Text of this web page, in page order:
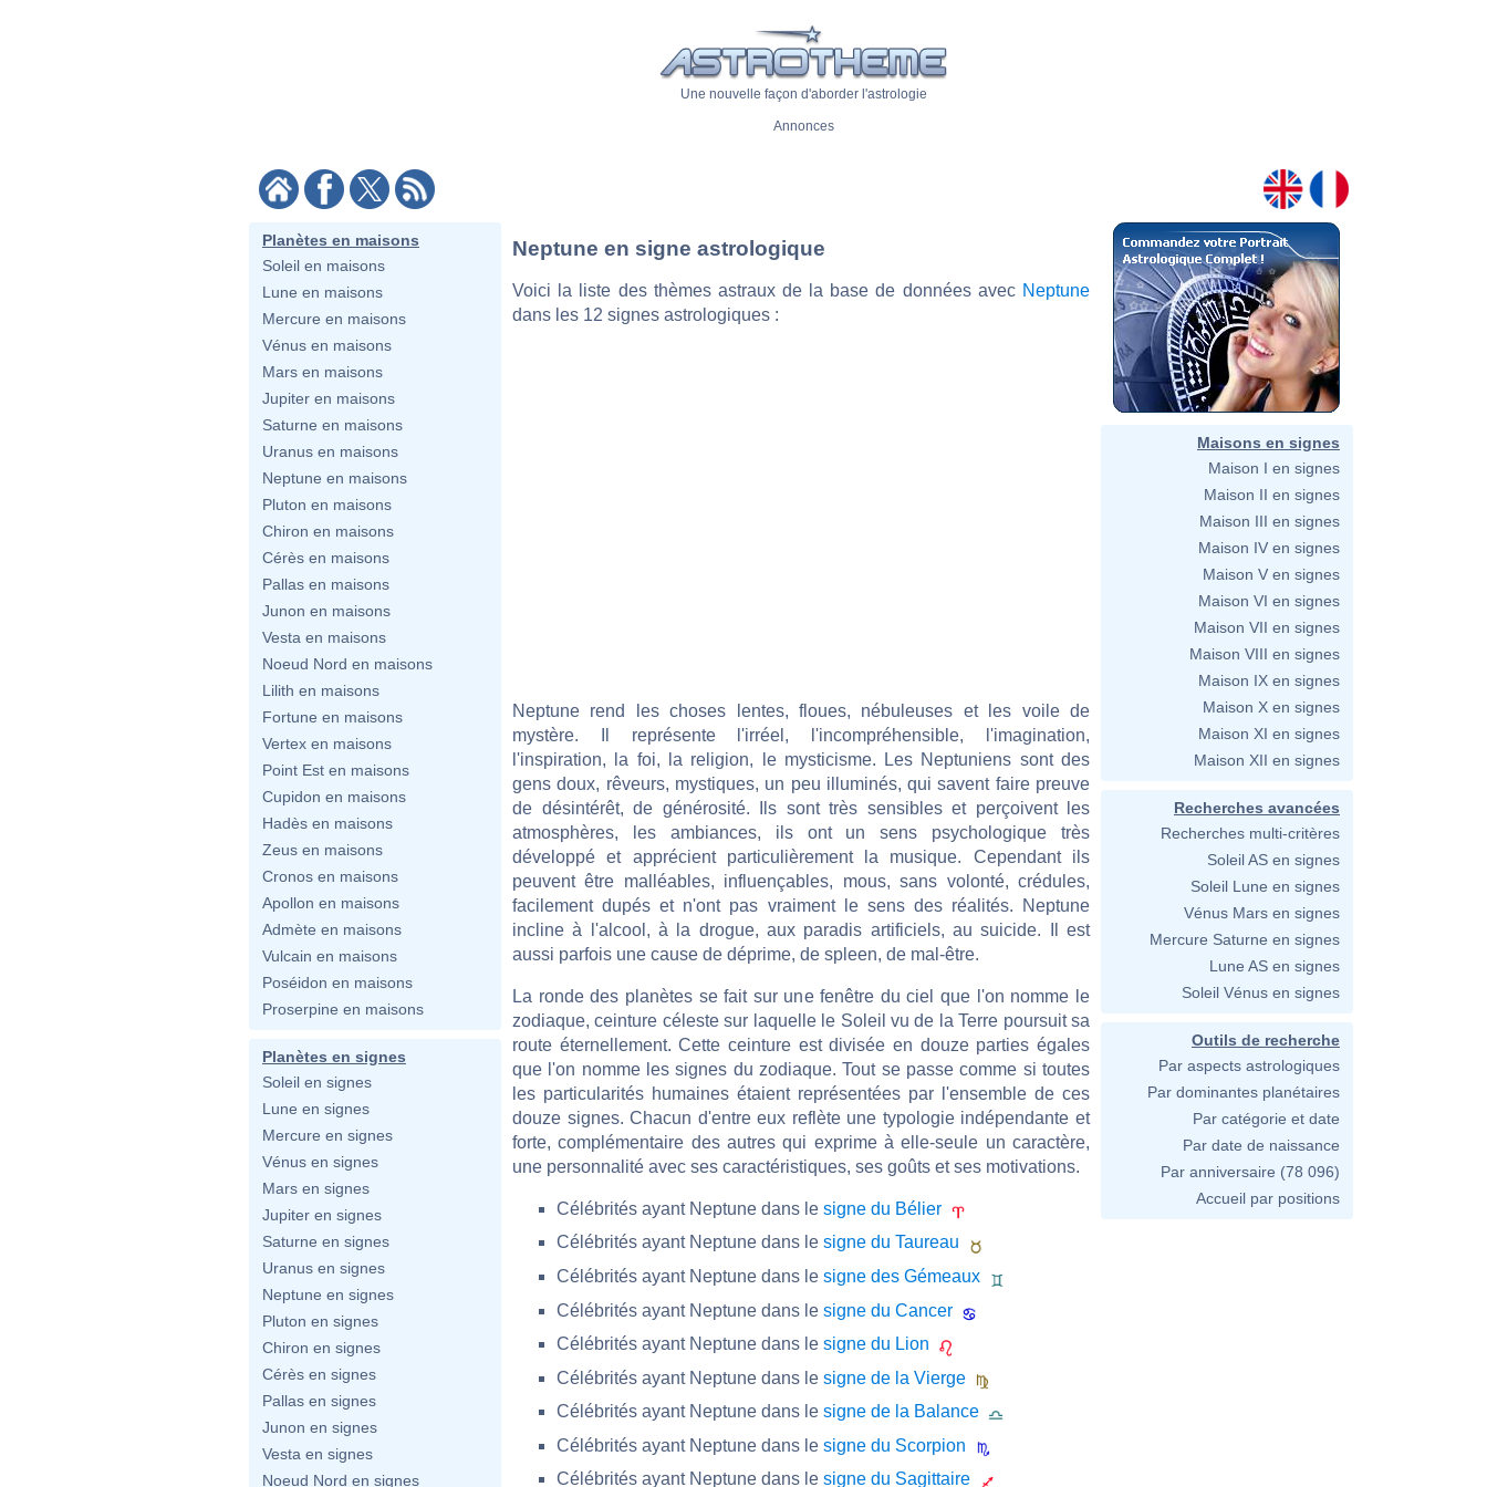
Une nouvelle façon d'aborder l'astrologie
Annonces
Planètes en maisons
Soleil en maisons
Lune en maisons
Mercure en maisons
Vénus en maisons
Mars en maisons
Jupiter en maisons
Saturne en maisons
Uranus en maisons
Neptune en maisons
Pluton en maisons
Chiron en maisons
Cérès en maisons
Pallas en maisons
Junon en maisons
Vesta en maisons
Noeud Nord en maisons
Lilith en maisons
Fortune en maisons
Vertex en maisons
Point Est en maisons
Cupidon en maisons
Hadès en maisons
Zeus en maisons
Cronos en maisons
Apollon en maisons
Admète en maisons
Vulcain en maisons
Poséidon en maisons
Proserpine en maisons
Planètes en signes
Soleil en signes
Lune en signes
Mercure en signes
Vénus en signes
Mars en signes
Jupiter en signes
Saturne en signes
Uranus en signes
Neptune en signes
Pluton en signes
Chiron en signes
Cérès en signes
Pallas en signes
Junon en signes
Vesta en signes
Noeud Nord en signes
Neptune en signe astrologique
Voici la liste des thèmes astraux de la base de données avec Neptune
dans les 12 signes astrologiques :
Neptune rend les choses lentes, floues, nébuleuses et les voile de
mystère. Il représente l'irréel, l'incompréhensible, l'imagination,
l'inspiration, la foi, la religion, le mysticisme. Les Neptuniens sont des
gens doux, rêveurs, mystiques, un peu illuminés, qui savent faire preuve
de désintérêt, de générosité. Ils sont très sensibles et perçoivent les
atmosphères, les ambiances, ils ont un sens psychologique très
développé et apprécient particulièrement la musique. Cependant ils
peuvent être malléables, influençables, mous, sans volonté, crédules,
facilement dupés et n'ont pas vraiment le sens des réalités. Neptune
incline à l'alcool, à la drogue, aux paradis artificiels, au suicide. Il est
aussi parfois une cause de déprime, de spleen, de mal-être.
La ronde des planètes se fait sur une fenêtre du ciel que l'on nomme le
zodiaque, ceinture céleste sur laquelle le Soleil vu de la Terre poursuit sa
route éternellement. Cette ceinture est divisée en douze parties égales
que l'on nomme les signes du zodiaque. Tout se passe comme si toutes
les particularités humaines étaient représentées par l'ensemble de ces
douze signes. Chacun d'entre eux reflète une typologie indépendante et
forte, complémentaire des autres qui exprime à elle-seule un caractère,
une personnalité avec ses caractéristiques, ses goûts et ses motivations.
Célébrités ayant Neptune dans le signe du Bélier
Célébrités ayant Neptune dans le signe du Taureau
Célébrités ayant Neptune dans le signe des Gémeaux
Célébrités ayant Neptune dans le signe du Cancer
Célébrités ayant Neptune dans le signe du Lion
Célébrités ayant Neptune dans le signe de la Vierge
Célébrités ayant Neptune dans le signe de la Balance
Célébrités ayant Neptune dans le signe du Scorpion
Célébrités ayant Neptune dans le signe du Sagittaire
Maisons en signes
Maison I en signes
Maison II en signes
Maison III en signes
Maison IV en signes
Maison V en signes
Maison VI en signes
Maison VII en signes
Maison VIII en signes
Maison IX en signes
Maison X en signes
Maison XI en signes
Maison XII en signes
Recherches avancées
Recherches multi-critères
Soleil AS en signes
Soleil Lune en signes
Vénus Mars en signes
Mercure Saturne en signes
Lune AS en signes
Soleil Vénus en signes
Outils de recherche
Par aspects astrologiques
Par dominantes planétaires
Par catégorie et date
Par date de naissance
Par anniversaire (78 096)
Accueil par positions